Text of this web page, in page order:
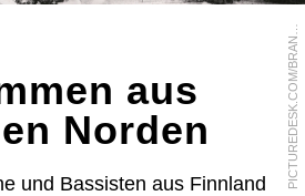
P
N
M
aus
Norden
und Bassisten aus Finnland